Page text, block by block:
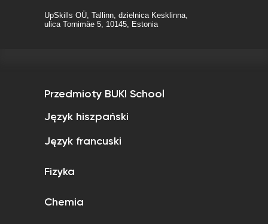
UpSkills OÜ, Tallinn, dzielnica Kesklinna,
ulica Tornimäe 5, 10145, Estonia
Przedmioty BUKI School
Język hiszpański
Język francuski
Fizyka
Chemia